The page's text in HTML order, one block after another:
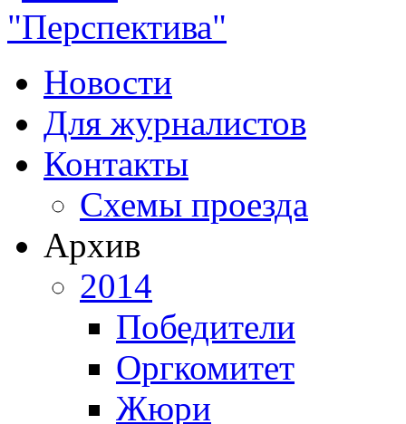
Новости
Для журналистов
Контакты
Схемы проезда
Архив
2014
Победители
Оргкомитет
Жюри